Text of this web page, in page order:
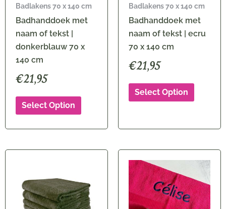
Badlakens 70 x 140 cm
Badhanddoek met
naam of tekst |
donkerblauw 70 x
140 cm
€21,95
Select Option
Badlakens 70 x 140 cm
Badhanddoek met
naam of tekst | ecru
70 x 140 cm
€21,95
Select Option